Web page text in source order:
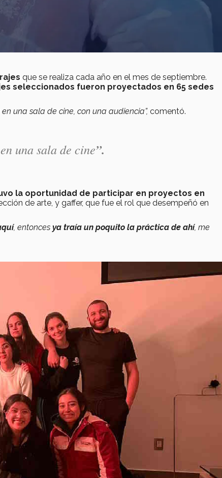
que se realiza cada año en el mes de septiembre.
seleccionados fueron proyectados en 65 sedes
una sala de cine, con una audiencia”, comentó.
una sala de cine”.
la oportunidad de participar en proyectos en
de arte, y gaffer, que fue el rol que desempeñó en
, entonces ya traía un poquito la práctica de ahí, me